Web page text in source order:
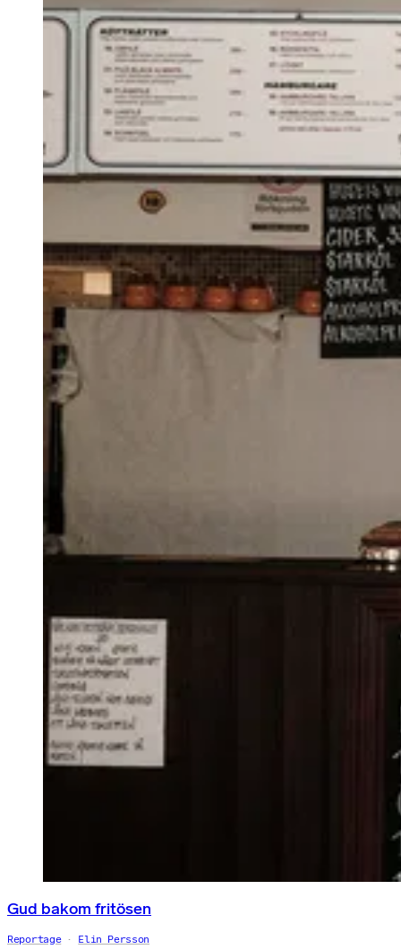
Gud bakom fritösen
Reportage Elin Persson